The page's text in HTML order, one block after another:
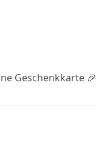
Geschenkkarte 🎉